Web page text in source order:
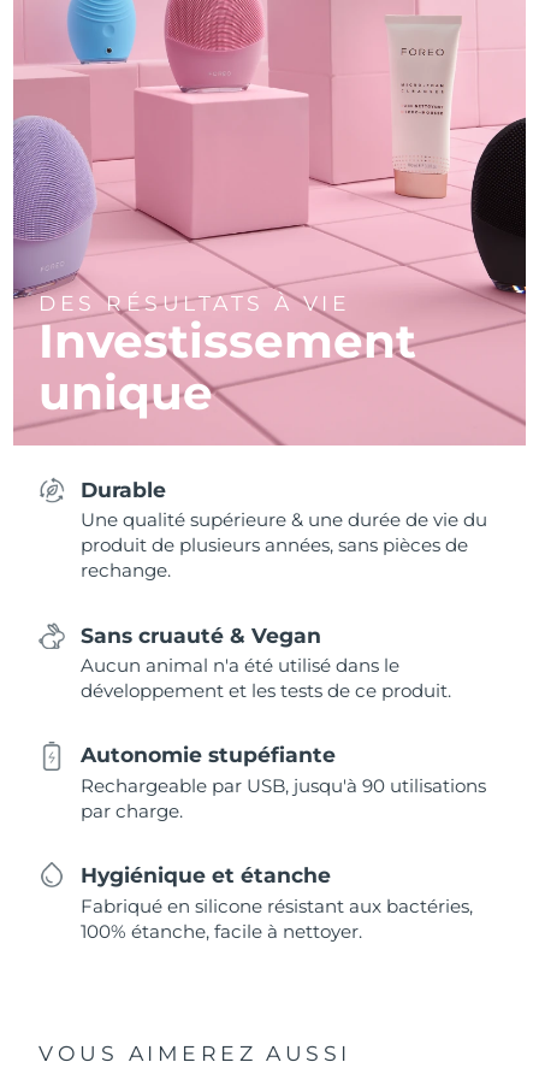
DES RÉSULTATS À VIE
Investissement
unique
Durable
Une qualité supérieure & une durée de vie du
produit de plusieurs années, sans pièces de
rechange.
Sans cruauté & Vegan
Aucun animal n'a été utilisé dans le
développement et les tests de ce produit.
Autonomie stupéfiante
Rechargeable par USB, jusqu'à 90 utilisations
par charge.
Hygiénique et étanche
Fabriqué en silicone résistant aux bactéries,
100% étanche, facile à nettoyer.
VOUS AIMEREZ AUSSI